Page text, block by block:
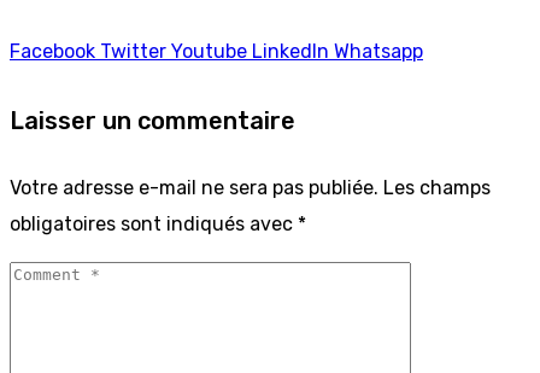
Facebook Twitter Youtube LinkedIn Whatsapp
Laisser un commentaire
Votre adresse e-mail ne sera pas publiée. Les champs
obligatoires sont indiqués avec *